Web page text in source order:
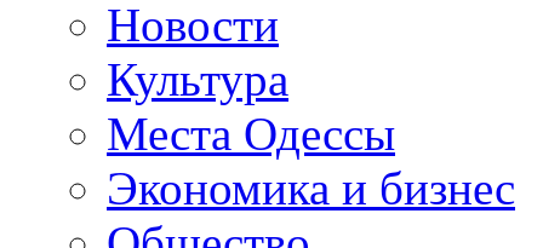
Новости
Культура
Места Одессы
Экономика и бизнес